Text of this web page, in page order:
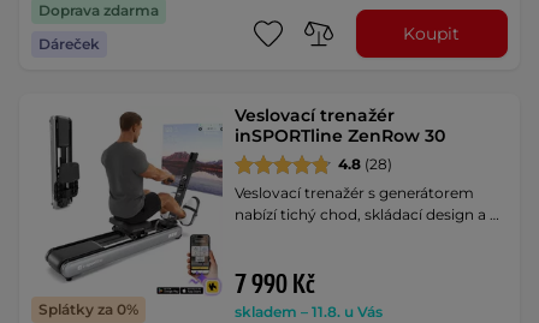
Doprava zdarma
Dáreček
Koupit
Splátky za 0%
Veslovací trenažér
inSPORTline ZenRow 30
4.8 (28)
Veslovací trenažér s generátorem
nabízí tichý chod, skládací design a …
7 990 Kč
skladem – 11.8. u Vás